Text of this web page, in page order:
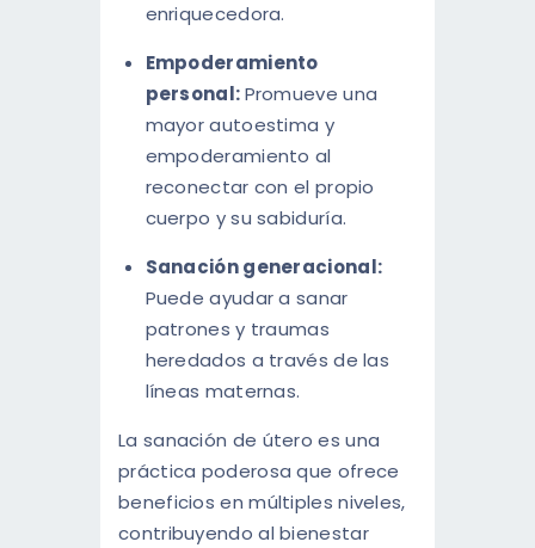
enriquecedora.
Empoderamiento
personal:Promueve una
mayor autoestima y
empoderamiento al
reconectar con el propio
cuerpo y su sabiduría.
Sanación generacional:
Puede ayudar a sanar
patrones y traumas
heredados a través de las
líneas maternas.
La sanación de útero es una
práctica poderosa que ofrece
beneficios en múltiples niveles,
contribuyendo al bienestar